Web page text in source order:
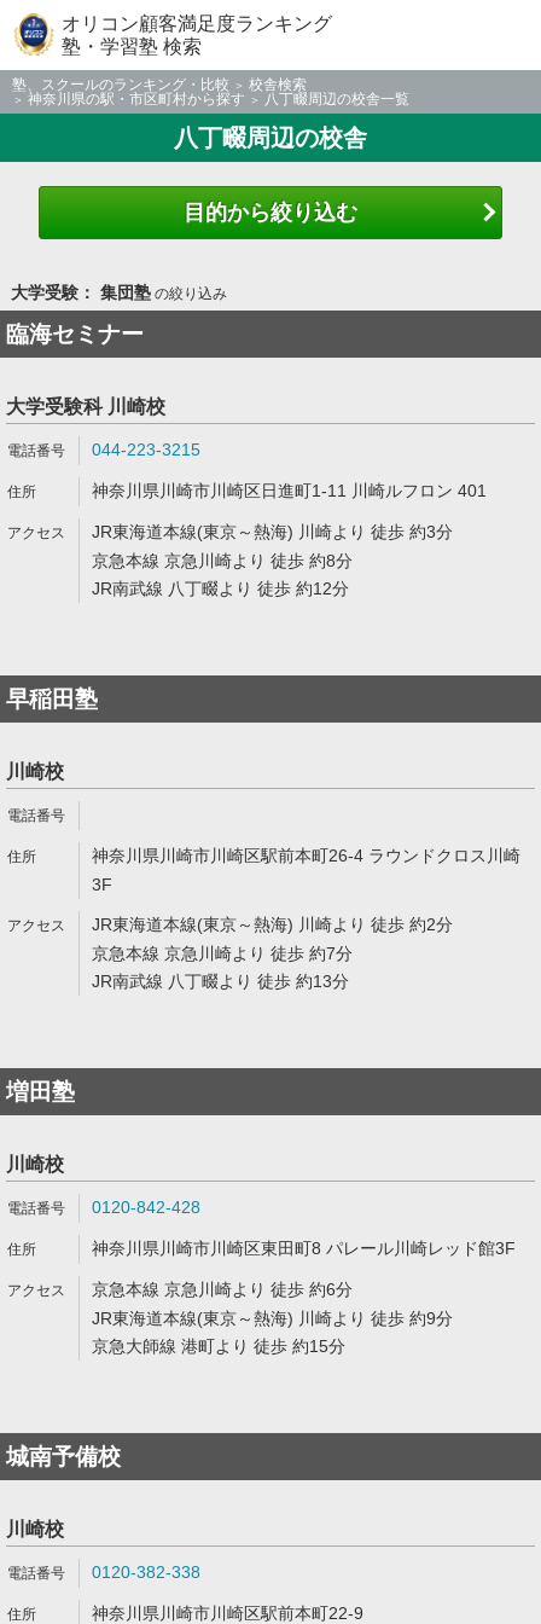
オリコン顧客満足度ランキング
塾・学習塾 検索
塾、スクールのランキング・比較
校舎検索
神奈川県の駅・市区町村から探す
八丁畷周辺の校舎一覧
八丁畷周辺の校舎
目的から絞り込む
大学受験： 集団塾の絞り込み
臨海セミナー
大学受験科 川崎校
044-223-3215
神奈川県川崎市川崎区日進町1-11 川崎ルフロン 401
JR東海道本線(東京～熱海) 川崎より 徒歩 約3分
京急本線 京急川崎より 徒歩 約8分
JR南武線 八丁畷より 徒歩 約12分
早稲田塾
川崎校
神奈川県川崎市川崎区駅前本町26-4 ラウンドクロス川崎
3F
JR東海道本線(東京～熱海) 川崎より 徒歩 約2分
京急本線 京急川崎より 徒歩 約7分
JR南武線 八丁畷より 徒歩 約13分
増田塾
川崎校
0120-842-428
神奈川県川崎市川崎区東田町8 パレール川崎レッド館3F
京急本線 京急川崎より 徒歩 約6分
JR東海道本線(東京～熱海) 川崎より 徒歩 約9分
京急大師線 港町より 徒歩 約15分
城南予備校
川崎校
0120-382-338
神奈川県川崎市川崎区駅前本町22-9